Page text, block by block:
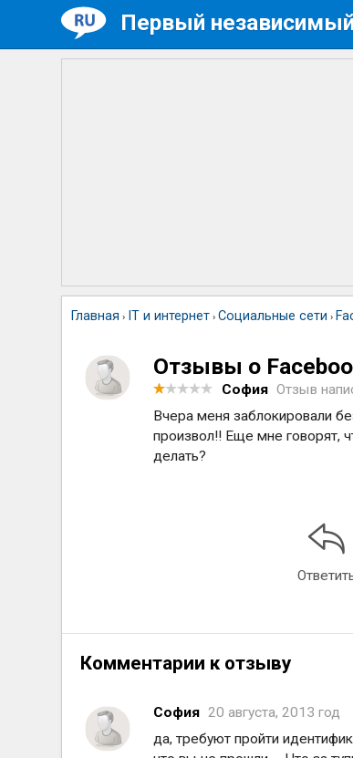
Первый
Главная › IT и интернет ›Социальные сети ›
Отзывы о
София Отзыв
Вчера меня заблокировали
произвол!! Еще мне говорят,
делать?
Комментарии к отзыву
София 20 августа, 2013 год
да, требуют пройти